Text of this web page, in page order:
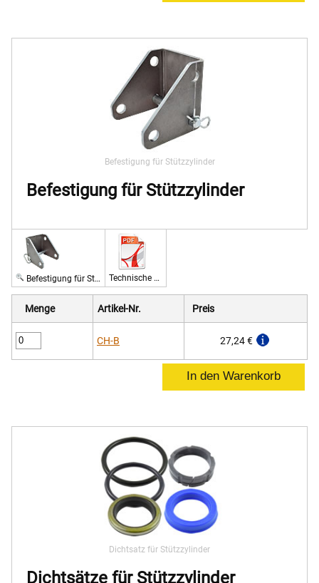
Befestigung für Stützzylinder
Befestigung für Stützzylinder
Befestigung für Stützzylinder Technische Zeichnung Befestigung für Stützzylinder
Menge Artikel-Nr. Preis
CH-B 27,24 €
Dichtsatz für Stützzylinder
Dichtsätze für Stützzylinder